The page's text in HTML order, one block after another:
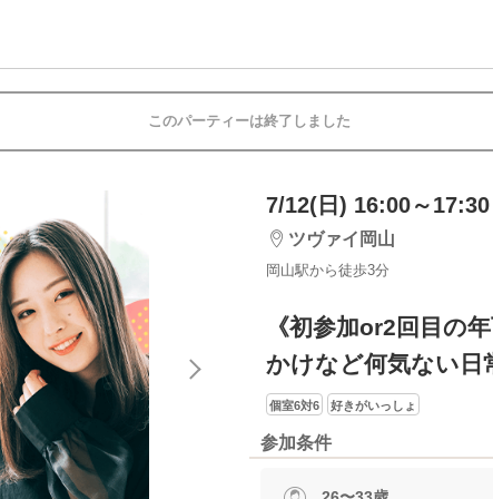
このパーティーは終了しました
7/12(日) 16:00～17:30
ツヴァイ岡山
岡山駅から徒歩3分
《初参加or2回目の
かけなど何気ない日
個室6対6 好きがいっしょ
参加条件